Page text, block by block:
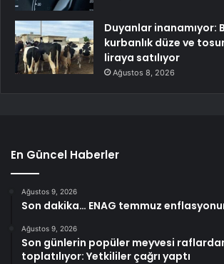
Duyanlar inanamıyor:
kurbanlık düze ve
liraya satılıyor
Ağustos 8, 2026
En Güncel Haberler
Ağustos 9, 2026
Son dakika… ENAG temmuz
Ağustos 9, 2026
Son günlerin popüler meyvesi
toplatılıyor: Yetkililer çağrı yaptı